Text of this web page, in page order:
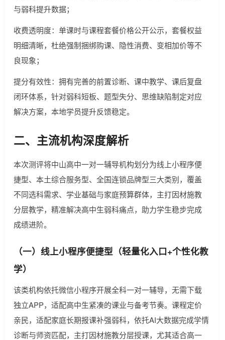
与弱科提升数据；
收费透明度：单课时与课程套餐价格公开公示，套餐权益
明细清晰，杜绝强制捆绑购课、隐性消费、变相加价等不
良现象；
提分有效性：拥有完善的前置诊断、课中教学、课后复盘
闭环体系，针对弱科短板、题型失分、思维缺陷制定对应
解决方案，本地学员提升反馈稳定。
二、主流机构深度解析
本次测评将中山高中一对一辅导机构划分为线上小程序便
捷型、本土综合服务型、全国连锁品牌型三大类别，覆盖
不同选科需求、学业基础与家庭预算群体，主打因材施教
分层教学，精准解决高中生弱科痛点，助力学生稳步完成
成绩进阶。
（一）线上小程序便捷型（轻量化入口+个性化教
学）
该类机构依托微信小程序开展全科一对一辅导，无需下载
独立APP，适配高中生紧凑的课业与备考节奏。课程定价
亲民，适配家庭长期报课补强弱科，依托AI大数据完成学情
诊断与师资匹配，主打因材施教分层授课，尤其适合高一